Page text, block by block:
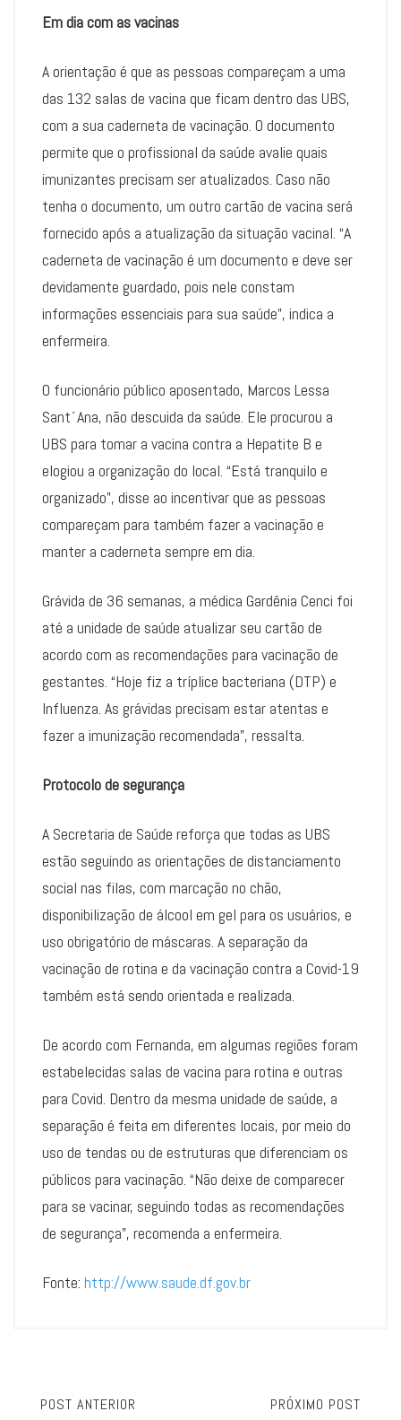
Em dia com as vacinas
A orientação é que as pessoas compareçam a uma
das 132 salas de vacina que ficam dentro das UBS,
com a sua caderneta de vacinação. O documento
permite que o profissional da saúde avalie quais
imunizantes precisam ser atualizados. Caso não
tenha o documento, um outro cartão de vacina será
fornecido após a atualização da situação vacinal. “A
caderneta de vacinação é um documento e deve ser
devidamente guardado, pois nele constam
informações essenciais para sua saúde”, indica a
enfermeira.
O funcionário público aposentado, Marcos Lessa
Sant´Ana, não descuida da saúde. Ele procurou a
UBS para tomar a vacina contra a Hepatite B e
elogiou a organização do local. “Está tranquilo e
organizado”, disse ao incentivar que as pessoas
compareçam para também fazer a vacinação e
manter a caderneta sempre em dia.
Grávida de 36 semanas, a médica Gardênia Cenci foi
até a unidade de saúde atualizar seu cartão de
acordo com as recomendações para vacinação de
gestantes. “Hoje fiz a tríplice bacteriana (DTP) e
Influenza. As grávidas precisam estar atentas e
fazer a imunização recomendada”, ressalta.
Protocolo de segurança
A Secretaria de Saúde reforça que todas as UBS
estão seguindo as orientações de distanciamento
social nas filas, com marcação no chão,
disponibilização de álcool em gel para os usuários, e
uso obrigatório de máscaras. A separação da
vacinação de rotina e da vacinação contra a Covid-19
também está sendo orientada e realizada.
De acordo com Fernanda, em algumas regiões foram
estabelecidas salas de vacina para rotina e outras
para Covid. Dentro da mesma unidade de saúde, a
separação é feita em diferentes locais, por meio do
uso de tendas ou de estruturas que diferenciam os
públicos para vacinação. “Não deixe de comparecer
para se vacinar, seguindo todas as recomendações
de segurança”, recomenda a enfermeira.
Fonte: http://www.saude.df.gov.br
POST ANTERIOR PRÓXIMO POST